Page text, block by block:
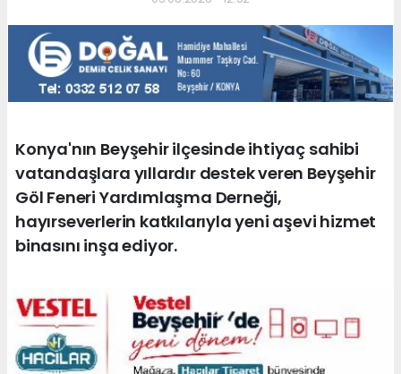
Konya'nın Beyşehir ilçesinde ihtiyaç sahibi
vatandaşlara yıllardır destek veren Beyşehir
Göl Feneri Yardımlaşma Derneği,
hayırseverlerin katkılarıyla yeni aşevi hizmet
binasını inşa ediyor.